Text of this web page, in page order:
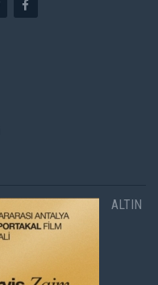
ALTIN